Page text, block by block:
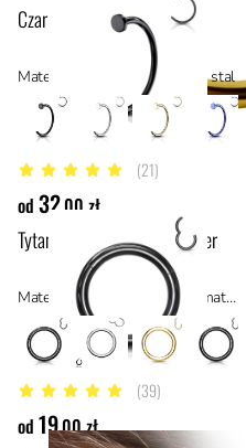
Czarne kółko do nosa
Materiał: stal z powłoką PVD, stal
4.8 z 5 gwiazdek (21)
od 32,00 zł
Tytanowe czarne kółko clicker
Materiał: tytan ASTM F136, materiały hipoalergiczne
4.9 z 5 gwiazdek (39)
od 19,00 zł